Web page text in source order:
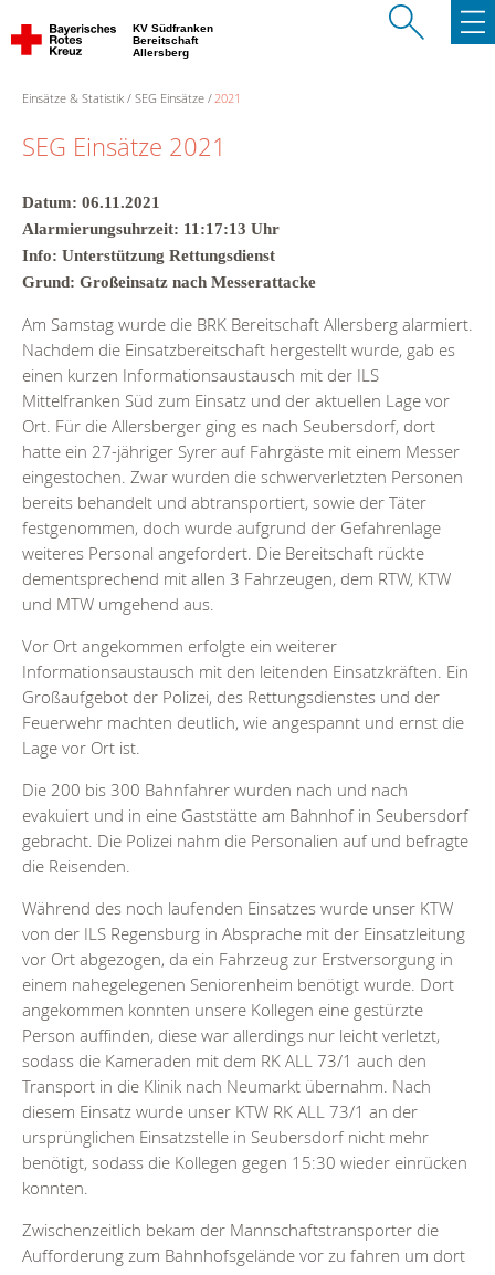
KV Südfranken
Bereitschaft
Allersberg
Einsätze & Statistik SEG Einsätze 2021
SEG Einsätze 2021
Datum: 06.11.2021
Alarmierungsuhrzeit: 11:17:13 Uhr
Info: Unterstützung Rettungsdienst
Grund: Großeinsatz nach Messerattacke
Am Samstag wurde die BRK Bereitschaft Allersberg alarmiert.
Nachdem die Einsatzbereitschaft hergestellt wurde, gab es
einen kurzen Informationsaustausch mit der ILS
Mittelfranken Süd zum Einsatz und der aktuellen Lage vor
Ort. Für die Allersberger ging es nach Seubersdorf, dort
hatte ein 27-jähriger Syrer auf Fahrgäste mit einem Messer
eingestochen. Zwar wurden die schwerverletzten Personen
bereits behandelt und abtransportiert, sowie der Täter
festgenommen, doch wurde aufgrund der Gefahrenlage
weiteres Personal angefordert. Die Bereitschaft rückte
dementsprechend mit allen 3 Fahrzeugen, dem RTW, KTW
und MTW umgehend aus.
Vor Ort angekommen erfolgte ein weiterer
Informationsaustausch mit den leitenden Einsatzkräften. Ein
Großaufgebot der Polizei, des Rettungsdienstes und der
Feuerwehr machten deutlich, wie angespannt und ernst die
Lage vor Ort ist.
Die 200 bis 300 Bahnfahrer wurden nach und nach
evakuiert und in eine Gaststätte am Bahnhof in Seubersdorf
gebracht. Die Polizei nahm die Personalien auf und befragte
die Reisenden.
Während des noch laufenden Einsatzes wurde unser KTW
von der ILS Regensburg in Absprache mit der Einsatzleitung
vor Ort abgezogen, da ein Fahrzeug zur Erstversorgung in
einem nahegelegenen Seniorenheim benötigt wurde. Dort
angekommen konnten unsere Kollegen eine gestürzte
Person auffinden, diese war allerdings nur leicht verletzt,
sodass die Kameraden mit dem RK ALL 73/1 auch den
Transport in die Klinik nach Neumarkt übernahm. Nach
diesem Einsatz wurde unser KTW RK ALL 73/1 an der
ursprünglichen Einsatzstelle in Seubersdorf nicht mehr
benötigt, sodass die Kollegen gegen 15:30 wieder einrücken
konnten.
Zwischenzeitlich bekam der Mannschaftstransporter die
Aufforderung zum Bahnhofsgelände vor zu fahren um dort